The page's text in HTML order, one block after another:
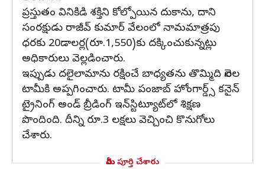
ప్రస్తుతం వినికిడి శక్తిని కోల్పోయిన దుకాను, దాని
సంరక్షుడు రాజీవ్ కుమార్ వేలంలో నామమాత్రపు
ధరకు 20డాలర్ల(రూ.1,550)కు దక్కించుకున్నట్లు
అధికారులు వెల్లడించారు.
ఇప్పుడు దలైలామాను రక్షించే బాధ్యతను తొమ్మిది నెలల
టామీకి అప్పగించారు. టామీ పంజాబ్ హోంగార్డ్స్ కనైన్
ట్రైనింగ్ అండ్ బ్రీడింగ్ ఇన్‌స్టిట్యూట్‌లో శిక్షణ
పొందింది. దీన్ని రూ.3 లక్షలు వెచ్చించి కొనుగోలు
చేశారు.
మీరు పూర్తి చేశారు